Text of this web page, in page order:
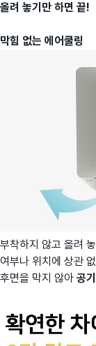
올려 놓기만 하면 끝!
막힘 없는 에어쿨링
부착하지 않고 올려
여부나 위치에 상관
후면을 막지 않아 공